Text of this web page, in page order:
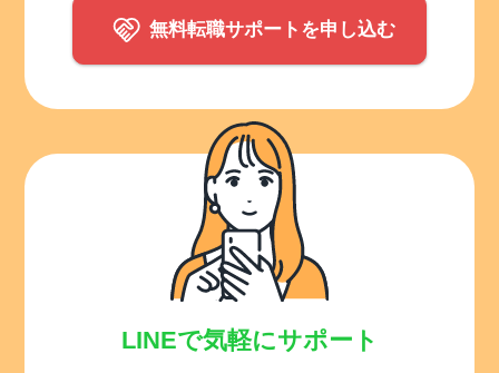
無料転職サポートを申し込む
LINEで気軽にサポート